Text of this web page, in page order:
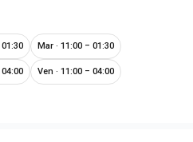
Mar · 11:00 – 01:30
Ven · 11:00 – 04:00